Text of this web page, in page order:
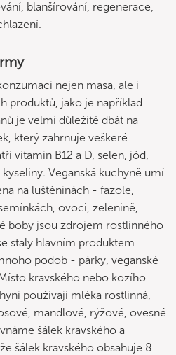
blanšírování, regenerace,
nejen masa, ale i
produktů, jako je například
je velmi důležité dbát na
který zahrnuje veškeré
vitamin B12 a D, selen, jód,
Veganská kuchyně umí
na luštěninách - fazole,
ovoci, zelenině,
boby jsou zdrojem rostlinného
staly hlavním produktem
podob - párky, veganské
kravského nebo kozího
používají mléka rostlinná,
mandlové, rýžové, ovesné
šálek kravského a
šálek kravského obsahuje 8